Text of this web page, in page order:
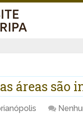
áreas são